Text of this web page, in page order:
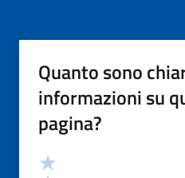
Quanto sono
informazioni su
pagina?
Valutazione